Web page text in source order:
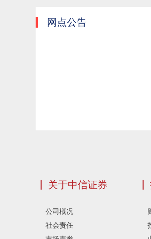
网点公告
关于中信证券
公司概况
社会责任